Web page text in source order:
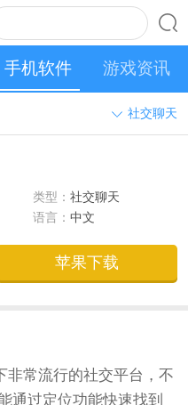
手机软件 游戏资讯
社交聊天
类型：社交聊天
语言：中文
苹果下载
非常流行的社交平台，不
通过定位功能快速找到